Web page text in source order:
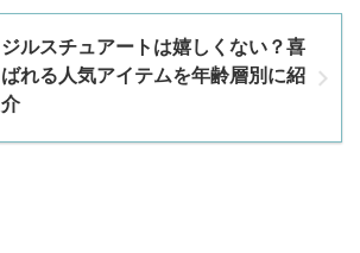
ジルスチュアートは嬉しくない？喜
ばれる人気アイテムを年齢層別に紹
介